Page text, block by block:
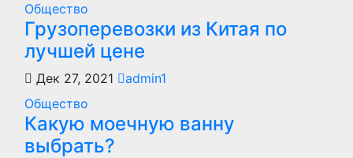
Общество
Грузоперевозки из Китая по
лучшей цене
Дек 27, 2021
admin1
Общество
Какую моечную ванну
выбрать?